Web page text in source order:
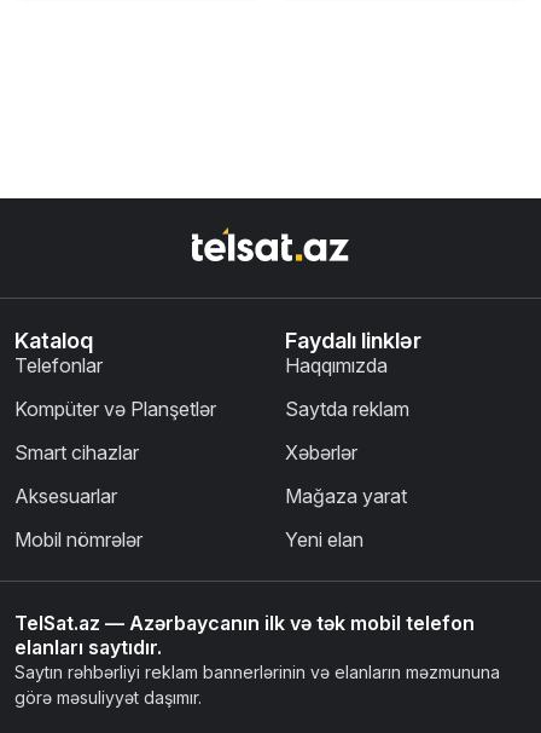
Kataloq
Telefonlar
Kompüter və Planşetlər
Smart cihazlar
Aksesuarlar
Mobil nömrələr
Faydalı linklər
Haqqımızda
Saytda reklam
Xəbərlər
Mağaza yarat
Yeni elan
TelSat.az — Azərbaycanın ilk və tək mobil telefon
elanları saytıdır.
Saytın rəhbərliyi reklam bannerlərinin və elanların məzmununa
görə məsuliyyət daşımır.